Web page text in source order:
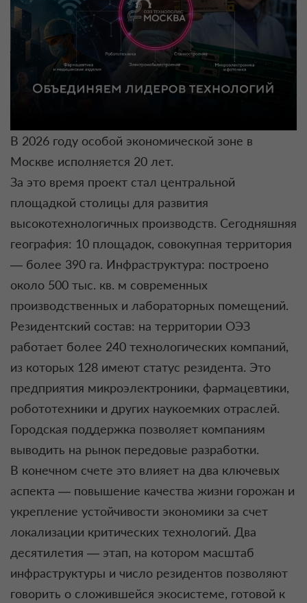
В 2026 году особой экономической зоне в
Москве исполняется 20 лет.
За это время проект стал центральной
площадкой столицы для развития
высокотехнологичных производств. Сегодняшняя
география: 10 площадок, совокупная территория
— более 390 га. Инфраструктура: построено
около 500 тыс. кв. м современных
производственных и лабораторных помещений.
Резидентский состав: на территории ОЭЗ
работает более 240 технологических компаний,
из которых 128 имеют статус резидента. Это
предприятия микроэлектроники, фармацевтики,
робототехники и других наукоемких отраслей.
Городская поддержка позволяет компаниям
выводить на рынок передовые разработки.
В конечном счете это влияет на два ключевых
аспекта — повышение качества жизни горожан и
укрепление устойчивости экономики за счет
локализации критических технологий. Два
десятилетия — этап, на котором масштаб
инфраструктуры и число резидентов позволяют
говорить о сложившейся экосистеме, готовой к